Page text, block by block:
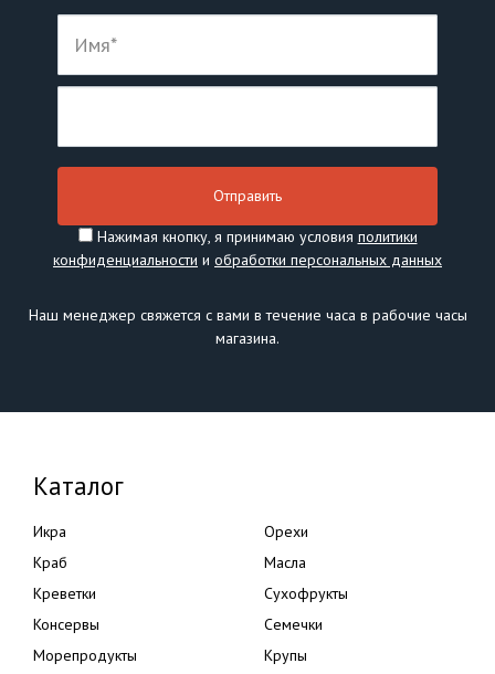
Нажимая кнопку, я принимаю условия политики
конфиденциальности и обработки персональных данных
Наш менеджер свяжется с вами в течение часа в рабочие часы
магазина.
Каталог
Икра
Краб
Креветки
Консервы
Морепродукты
Орехи
Масла
Сухофрукты
Семечки
Крупы